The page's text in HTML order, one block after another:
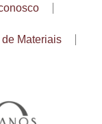
Materiais